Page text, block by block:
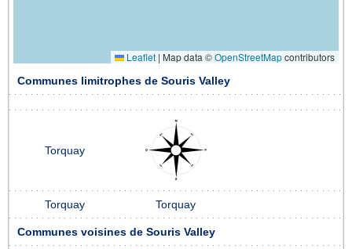
Leaflet | Map data ©OpenStreetMapcontributors
Communes limitrophes de Souris Valley
Torquay
Torquay Torquay
Communes voisines de Souris Valley